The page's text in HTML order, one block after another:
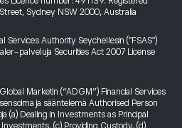
Sydney NSW 2000, Australia
Services Authority Seychellesin ("FSAS")
palveluja Securities Act 2007 License
Marketin (“ADGM”) Financial Services
ja sääntelemä Authorised Person
(a) Dealing in Investments as Principal
(c) Providing Custody, (d)